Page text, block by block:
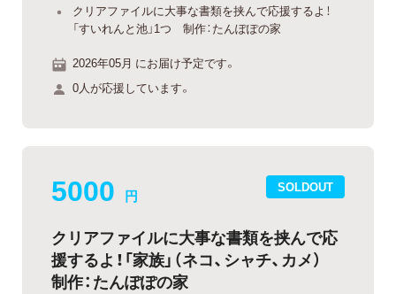
クリアファイルに大事な書類を挟んで応援するよ！
「すいれんと池」1つ 制作：たんぽぽの家
2026年05月 にお届け予定です。
0人が応援しています。
SOLDOUT
5000 円
クリアファイルに大事な書類を挟んで応
援するよ！「家族」（ネコ、シャチ、カメ）
制作：たんぽぽの家